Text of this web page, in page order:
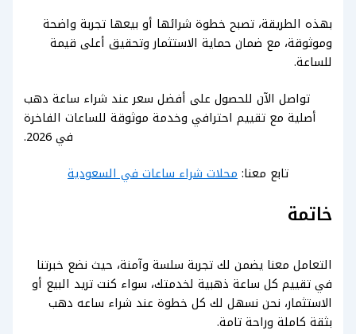
بهذه الطريقة، تصبح خطوة شرائها أو بيعها تجربة واضحة
وموثوقة، مع ضمان حماية الاستثمار وتحقيق أعلى قيمة
للساعة.
تواصل الآن للحصول على أفضل سعر عند شراء ساعة دهب
أصلية مع تقييم احترافي وخدمة موثوقة للساعات الفاخرة
في 2026.
تابع معنا:محلات شراء ساعات في السعودية
خاتمة
التعامل معنا يضمن لك تجربة سلسة وآمنة، حيث نضع خبرتنا
في تقييم كل ساعة ذهبية لخدمتك، سواء كنت تريد البيع أو
الاستثمار، نحن نسهل لك كل خطوة عند شراء ساعه دهب
بثقة كاملة وراحة تامة.